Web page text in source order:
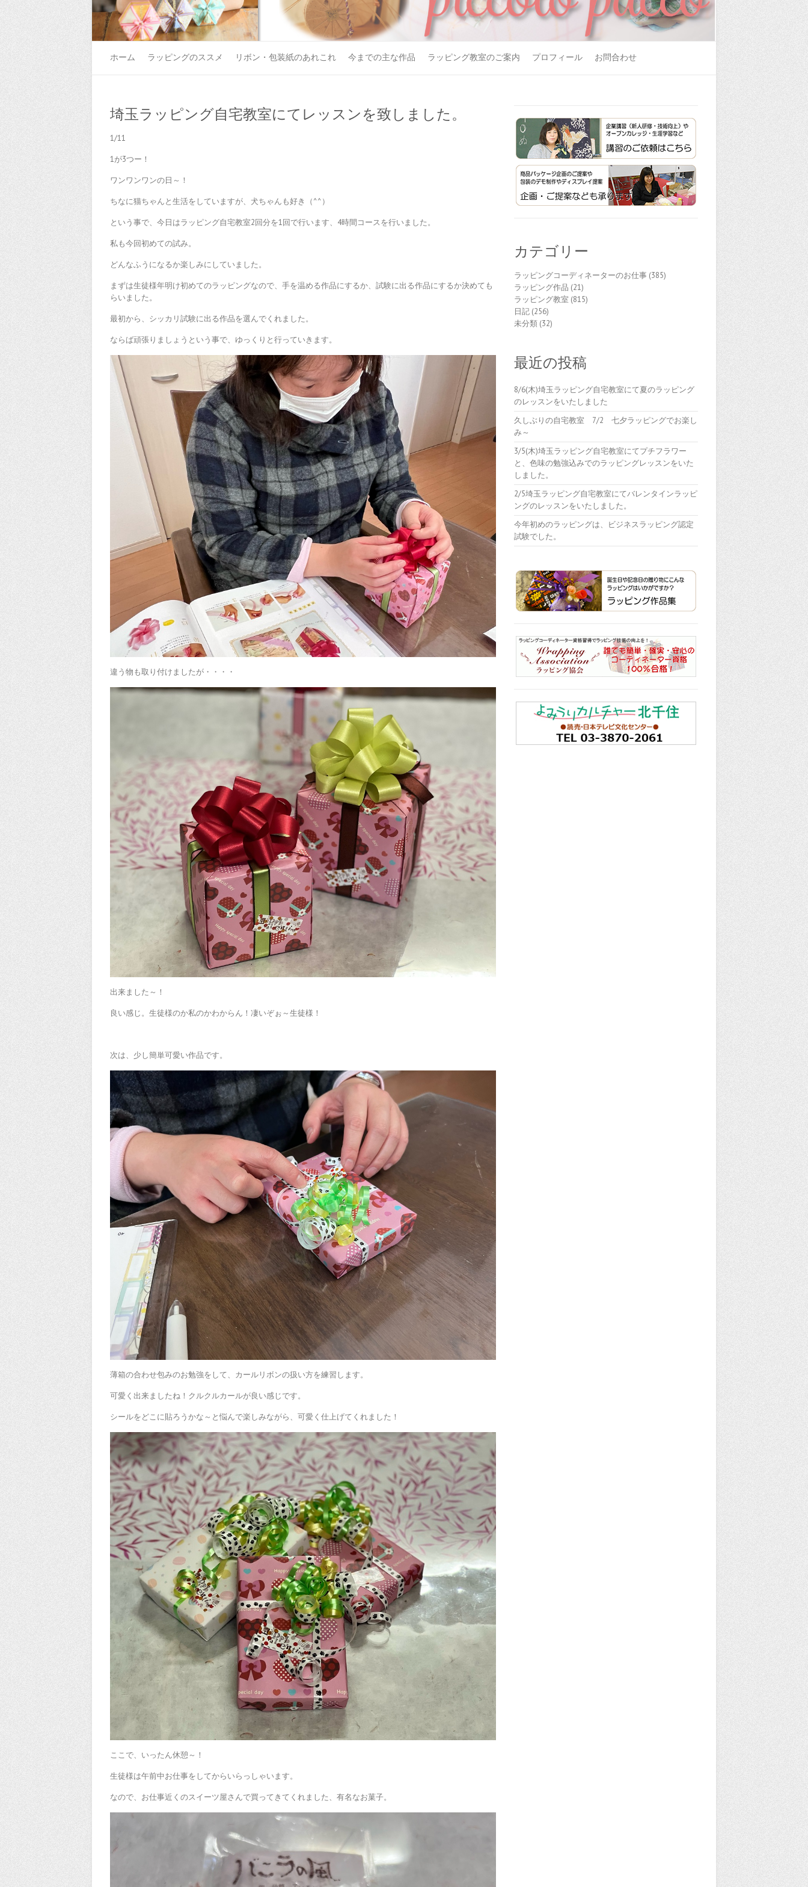
ホーム ラッピングのススメ リボン・包装紙のあれこれ 今までの主な作品 ラッピング教室のご案内 プロフィール お問合わせ
埼玉ラッピング自宅教室にてレッスンを致しました。
1/11
1が3つー！
ワンワンワンの日～！
ちなに猫ちゃんと生活をしていますが、犬ちゃんも好き（^^）
という事で、今日はラッピング自宅教室2回分を1回で行います、4時間コースを行いました。
私も今回初めての試み。
どんなふうになるか楽しみにしていました。
まずは生徒様年明け初めてのラッピングなので、手を温める作品にするか、試験に出る作品にするか決めても
らいました。
最初から、シッカリ試験に出る作品を選んでくれました。
ならば頑張りましょうという事で、ゆっくりと行っていきます。
違う物も取り付けましたが・・・・
出来ました～！
良い感じ。生徒様のか私のかわからん！凄いぞぉ～生徒様！
次は、少し簡単可愛い作品です。
薄箱の合わせ包みのお勉強をして、カールリボンの扱い方を練習します。
可愛く出来ましたね！クルクルカールが良い感じです。
シールをどこに貼ろうかな～と悩んで楽しみながら、可愛く仕上げてくれました！
ここで、いったん休憩～！
生徒様は午前中お仕事をしてからいらっしゃいます。
なので、お仕事近くのスイーツ屋さんで買ってきてくれました、有名なお菓子。
カテゴリー
ラッピングコーディネーターのお仕事(385)
ラッピング作品 (21)
ラッピング教室 (815)
日記(256)
未分類(32)
最近の投稿
8/6(木)埼玉ラッピング自宅教室にて夏のラッピング
のレッスンをいたしました
久しぶりの自宅教室 7/2 七夕ラッピングでお楽し
み～
3/5(木)埼玉ラッピング自宅教室にてプチフラワー
と、色味の勉強込みでのラッピングレッスンをいた
しました。
2/5埼玉ラッピング自宅教室にてバレンタインラッピ
ングのレッスンをいたしました。
今年初めのラッピングは、ビジネスラッピング認定
試験でした。